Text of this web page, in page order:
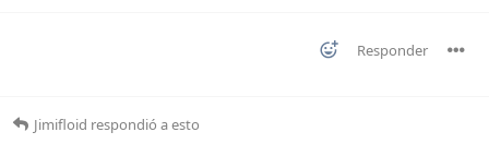
Responder
Jimifloid respondió a esto